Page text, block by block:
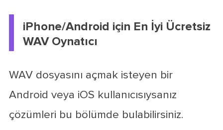
iPhone/Android için En İyi Ücretsiz
WAV Oynatıcı
WAV dosyasını açmak isteyen bir
Android veya iOS kullanıcısıysanız
çözümleri bu bölümde bulabilirsiniz.